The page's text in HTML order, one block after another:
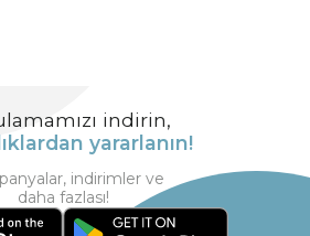
indirin,
yararlanın!
indirimler ve
daha fazlası!